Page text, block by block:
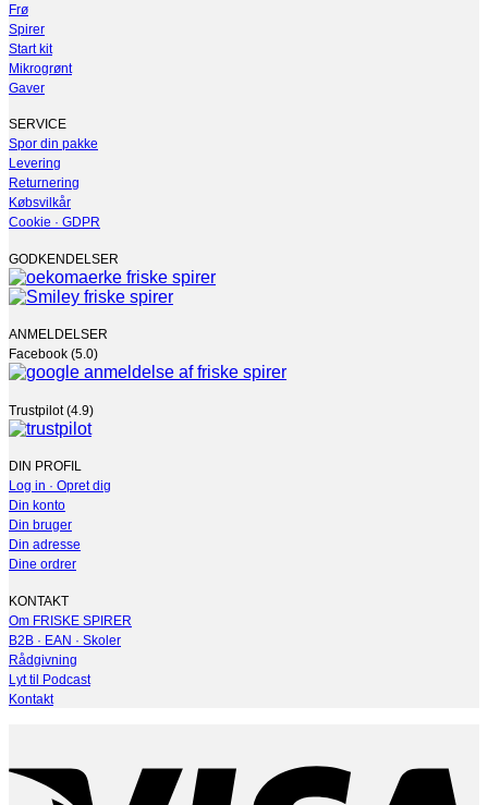
vare
har
flere
varianter.
Mulighederne
vælges
på
varesiden
Frø
Spirer
Start kit
Mikrogrønt
Gaver
SERVICE
Spor din pakke
Levering
Returnering
Købsvilkår
Cookie · GDPR
GODKENDELSER
ANMELDELSER
Facebook (5.0)
Trustpilot (4.9)
DIN PROFIL
Log in · Opret dig
Din konto
Din bruger
Din adresse
Dine ordrer
KONTAKT
Om FRISKE SPIRER
B2B · EAN · Skoler
Rådgivning
Lyt til Podcast
Kontakt